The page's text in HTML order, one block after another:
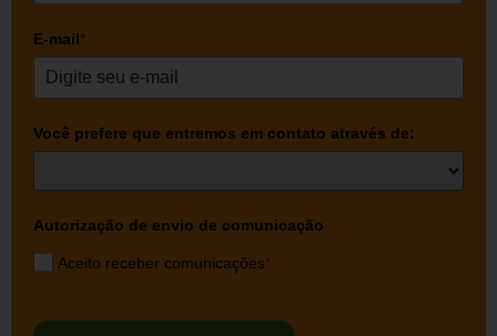
E-mail*
Você prefere que entremos em contato através de:
Autorização de envio de comunicação
Aceito receber comunicações*